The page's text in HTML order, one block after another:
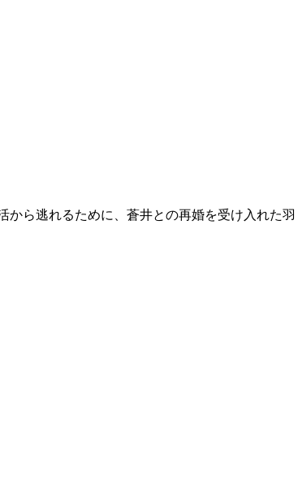
ら逃れるために、蒼井との再婚を受け入れた羽